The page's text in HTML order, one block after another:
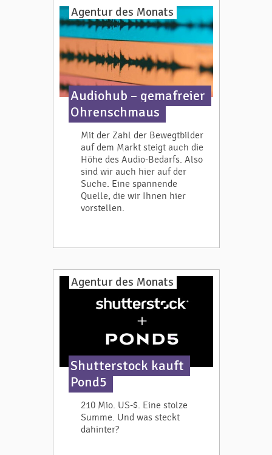
Agentur des Monats
Audiohub – gemafreier
Ohrenschmaus
Mit der Zahl der Bewegtbilder
auf dem Markt steigt auch die
Höhe des Audio-Bedarfs. Also
sind wir auch hier auf der
Suche. Eine spannende
Quelle, die wir Ihnen hier
vorstellen.
Agentur des Monats
Shutterstock kauft
Pond5
210 Mio. US-$. Eine stolze
Summe. Und was steckt
dahinter?